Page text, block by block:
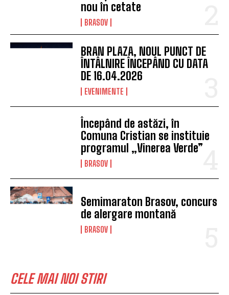
nou în cetate
BRASOV
BRAN PLAZA, NOUL PUNCT DE
ÎNTÂLNIRE ÎNCEPÂND CU DATA
DE 16.04.2026
EVENIMENTE
Începând de astăzi, în
Comuna Cristian se instituie
programul „Vinerea Verde”
BRASOV
Semimaraton Brasov, concurs
de alergare montană
BRASOV
CELE MAI NOI STIRI